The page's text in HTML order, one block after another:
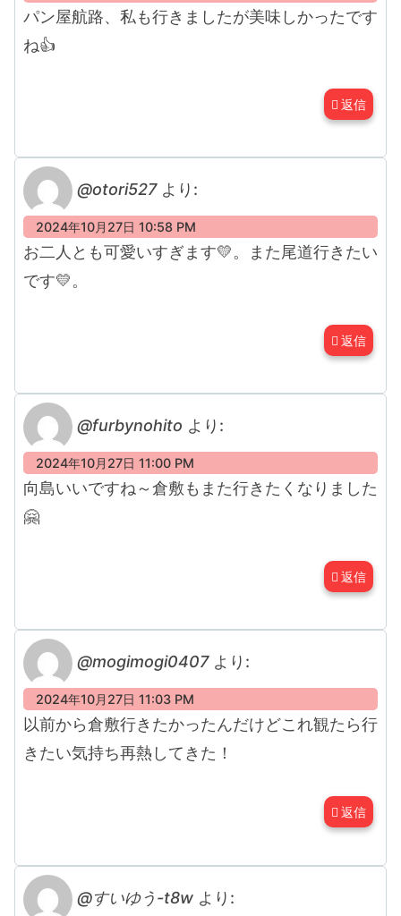
パン屋航路、私も行きましたが美味しかったです
ね👍
返信
@otori527 より:
2024年10月27日 10:58 PM
お二人とも可愛いすぎます💛。また尾道行きたい
です💛。
返信
@furbynohito より:
2024年10月27日 11:00 PM
向島いいですね～倉敷もまた行きたくなりました
🤗
返信
@mogimogi0407 より:
2024年10月27日 11:03 PM
以前から倉敷行きたかったんだけどこれ観たら行
きたい気持ち再熱してきた！
返信
@すいゆう-t8w より: